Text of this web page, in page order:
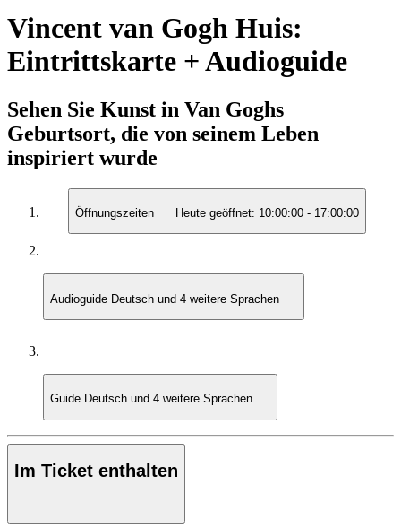
Vincent van Gogh Huis:
Eintrittskarte + Audioguide
Sehen Sie Kunst in Van Goghs
Geburtsort, die von seinem Leben
inspiriert wurde
Öffnungszeiten Heute geöffnet: 10:00:00 - 17:00:00
Audioguide Deutsch und 4 weitere Sprachen
Guide Deutsch und 4 weitere Sprachen
Im Ticket enthalten